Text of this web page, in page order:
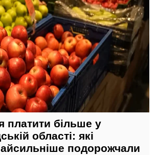
платити більше у
області: які
подорожчали